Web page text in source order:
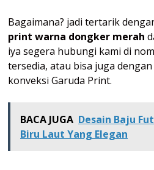
Bagaimana? jadi tertarik
print warna dongker merah
iya segera hubungi kami di
tersedia, atau bisa juga
konveksi Garuda Print.
BACA JUGA Desain Baju
Biru Laut Yang Elegan